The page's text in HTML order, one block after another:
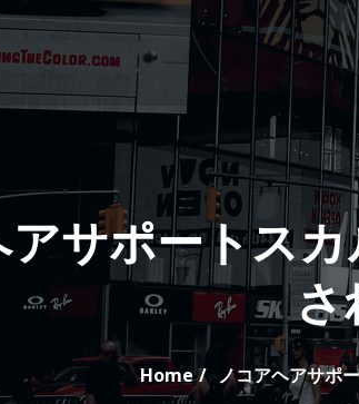
サポートス
さ
Home ノコアヘアサポ